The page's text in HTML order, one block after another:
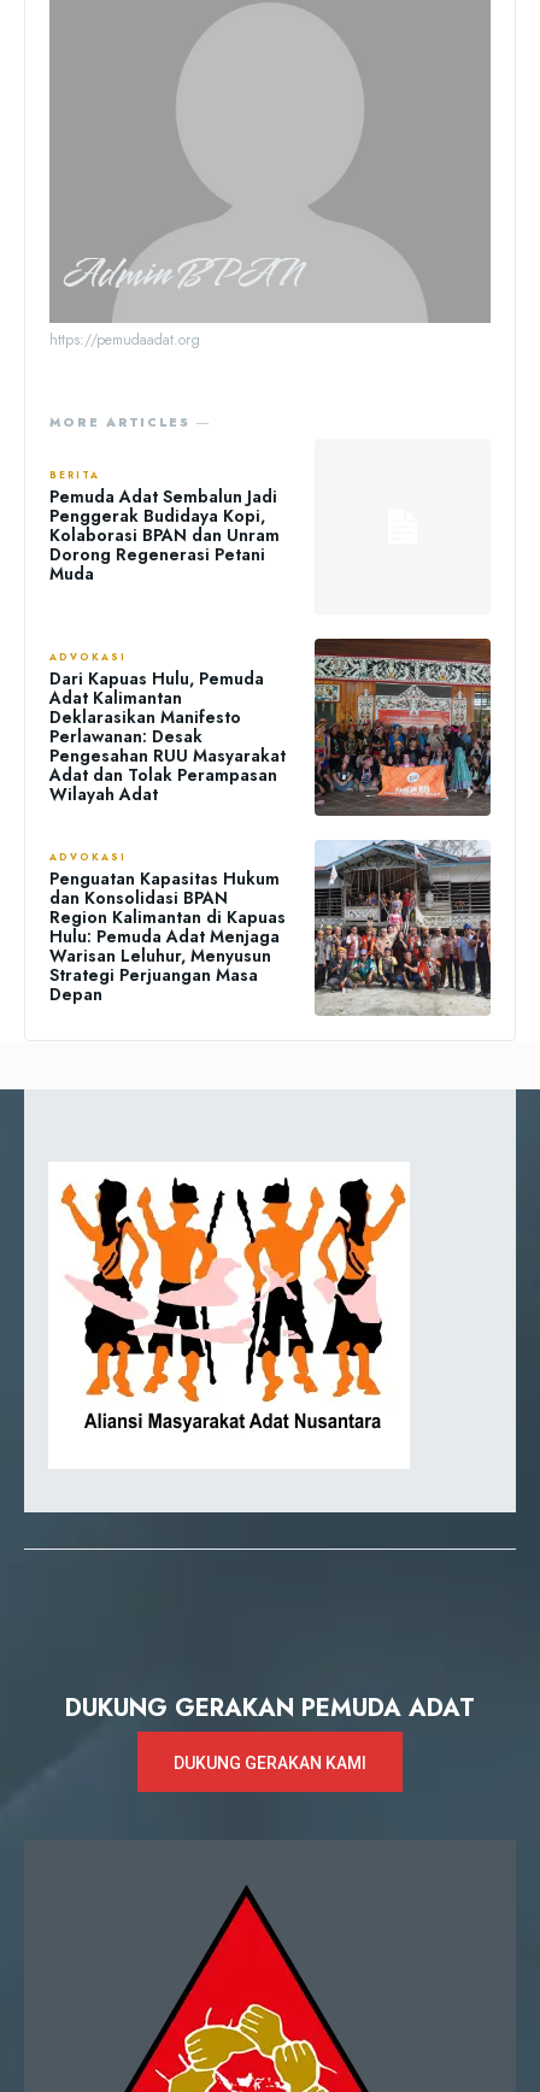
Admin BPAN
https://pemudaadat.org
MORE ARTICLES ―
BERITA
Pemuda Adat Sembalun Jadi
Penggerak Budidaya Kopi,
Kolaborasi BPAN dan Unram
Dorong Regenerasi Petani
Muda
ADVOKASI
Dari Kapuas Hulu, Pemuda
Adat Kalimantan
Deklarasikan Manifesto
Perlawanan: Desak
Pengesahan RUU Masyarakat
Adat dan Tolak Perampasan
Wilayah Adat
ADVOKASI
Penguatan Kapasitas Hukum
dan Konsolidasi BPAN
Region Kalimantan di Kapuas
Hulu: Pemuda Adat Menjaga
Warisan Leluhur, Menyusun
Strategi Perjuangan Masa
Depan
DUKUNG GERAKAN PEMUDA ADAT
DUKUNG GERAKAN KAMI